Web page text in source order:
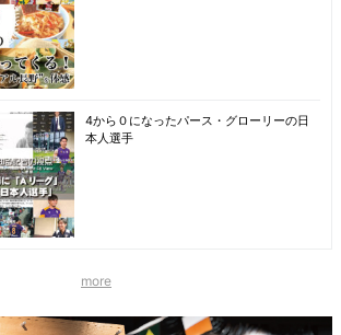
4から０になったパース・グローリーの日
本人選手
more